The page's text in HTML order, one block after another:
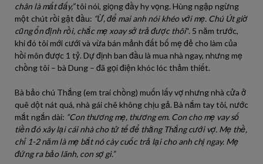
chân là mất đấy,”tôi nói, giọng đầy hy vọng. Hùng ngập ngừng
một chút rồi gật đầu: “Ừ, để mai anh nói khéo với mẹ. Chú Út giờ
cũng ổn định rồi, chắc mẹ xoay sở trả được thôi“. 5 năm trước,
khi đó tôi mới cưới và vừa bán mảnh đất bố mẹ đẻ cho làm của
hồi môn được 1 tỷ. Dự định ban đầu là mua nhà ngay, nhưng mẹ
chồng tôi – bà Dung – đã gọi điện khóc lóc thảm thiết.
Bà bảo chú Thắng (em trai chồng) muốn lấy vợ nhưng nhà cửa ở
quê dột nát quá, nhà gái chê không chịu gả. Bà nắm tay tôi, nước
mắt ngắn dài: “Con thương mẹ, thương em. Con cho mẹ vay số
tiền đó xây lại cái nhà cho tử tế để thằng Thắng cưới vợ. Mẹ thề,
chỉ 1-2 năm là mẹ bắt nó cày cuốc trả lại cho anh chị ngay. Mẹ
đứng ra bảo lãnh, con sợ gì.”